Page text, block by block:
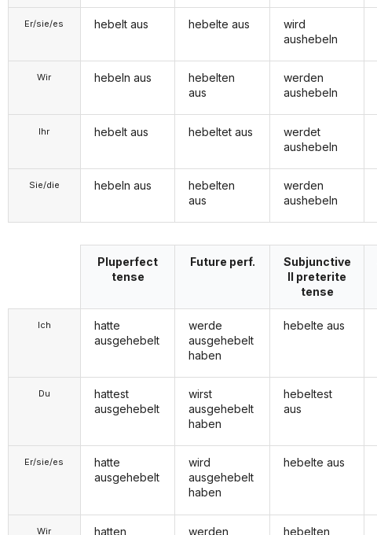
Er/sie/es
Wir
Ihr
Sie/die
hebelt aus
hebeln aus
hebelt aus
hebeln aus
hebelte aus
hebelten
aus
hebeltet aus
hebelten
aus
wird
aushebeln
werden
aushebeln
werdet
aushebeln
werden
aushebeln
Ich
Du
Er/sie/es
Wir
Pluperfect
tense
hatte
ausgehebelt
hattest
ausgehebelt
hatte
ausgehebelt
hatten
Future perf.
werde
ausgehebelt
haben
wirst
ausgehebelt
haben
wird
ausgehebelt
haben
werden
Subjunctive
II preterite
tense
hebelte aus
hebeltest
aus
hebelte aus
hebelten